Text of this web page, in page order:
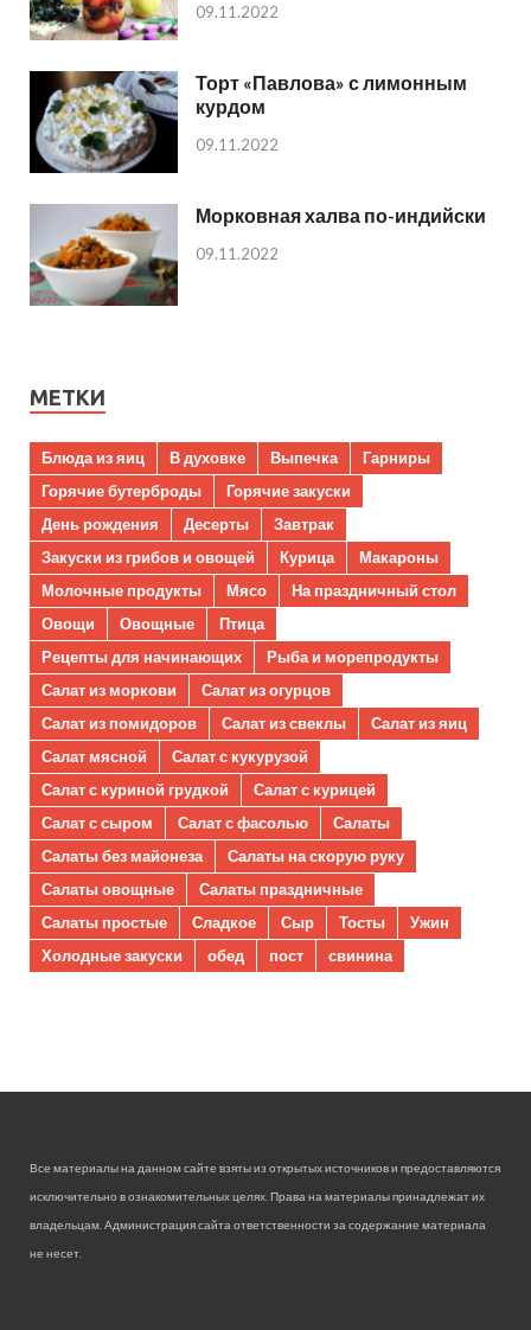
09.11.2022
Торт «Павлова» с лимонным
курдом
09.11.2022
Морковная халва по-индийски
09.11.2022
МЕТКИ
Блюда из яиц В духовке Выпечка
Гарниры
Горячие бутерброды
Горячие закуски
День рождения
Десерты
Завтрак
Закуски из грибов и овощей
Курица
Макароны
Молочные продукты
Мясо
На праздничный стол
Овощи
Овощные
Птица
Рецепты для начинающих
Рыба и морепродукты
Салат из моркови
Салат из огурцов
Салат из помидоров
Салат из свеклы
Салат из яиц
Салат мясной
Салат с кукурузой
Салат с куриной грудкой
Салат с курицей
Салат с сыром
Салат с фасолью
Салаты
Салаты без майонеза
Салаты на скорую руку
Салаты овощные
Салаты праздничные
Салаты простые
Сладкое Сыр Тосты
Ужин
Холодные закуски
обед пост свинина
Все материалы на данном сайте взяты из открытых источников и предоставляются
исключительно в ознакомительных целях. Права на материалы принадлежат их
владельцам. Администрация сайта ответственности за содержание материала
не несет.